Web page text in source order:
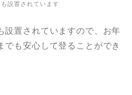
設置されています
設置されていますので、お年
でも安心して登ることができ